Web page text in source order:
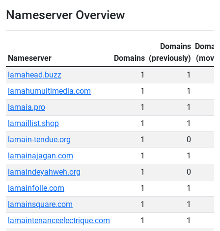
Nameserver Overview
Nameserver Domains
Domains
(previously)
lamahead.buzz
1
1
lamahumultimedia.com
1
1
lamaia.pro
1
1
lamaillist.shop
1
1
lamain-tendue.org
1
0
lamainajagan.com
1
1
lamaindeyahweh.org
1
0
lamainfolle.com
1
1
lamainsquare.com
1
1
lamaintenanceelectrique.com
1
1